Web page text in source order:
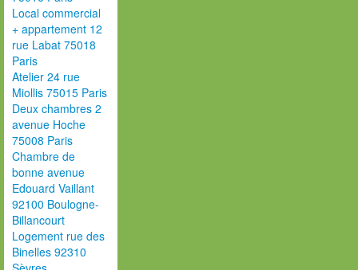
Local commercial
+ appartement 12
rue Labat 75018
Paris
Atelier 24 rue
Miollis 75015 Paris
Deux chambres 2
avenue Hoche
75008 Paris
Chambre de
bonne avenue
Edouard Vaillant
92100 Boulogne-
Billancourt
Logement rue des
Binelles 92310